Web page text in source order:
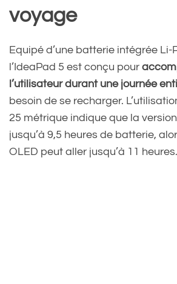
voyage
Equipé d’une batterie intégrée Li-
l’IdeaPad 5 est conçu pour
l’utilisateur durant une journée
besoin de se recharger.
25 métrique indique que la
jusqu’à 9,5 heures de batterie,
OLED peut aller jusqu’à 11 heures.